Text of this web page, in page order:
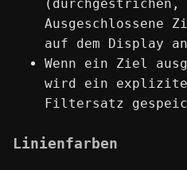
(durchgestrichen,
Ausgeschlossene
auf dem Display
Wenn ein Ziel
wird ein
Filtersatz
Linienfarben